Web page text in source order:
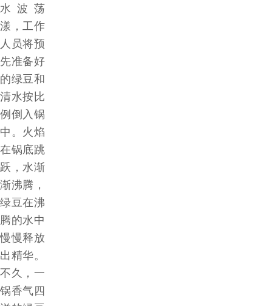
水波荡
漾，工作
人员将预
先准备好
的绿豆和
清水按比
例倒入锅
中。火焰
在锅底跳
跃，水渐
渐沸腾，
绿豆在沸
腾的水中
慢慢释放
出精华。
不久，一
锅香气四